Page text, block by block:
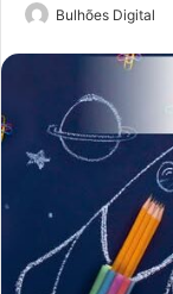
Bulhões Digital